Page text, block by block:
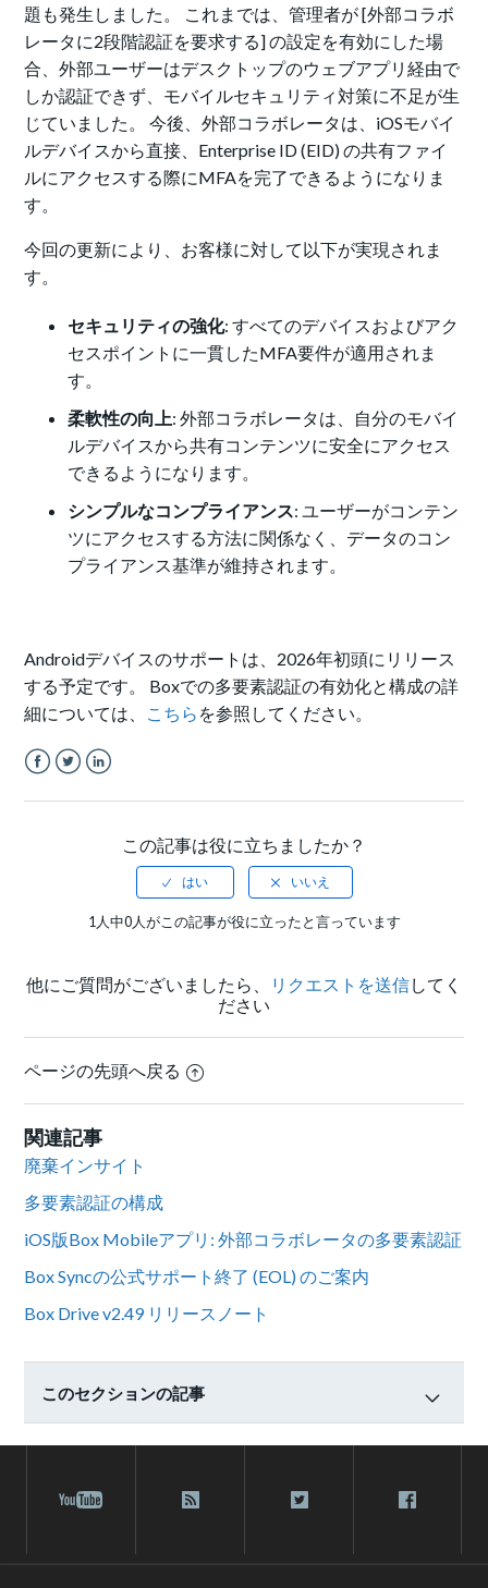
題も発生しました。 これまでは、管理者が [外部コラボ
レータに2段階認証を要求する] の設定を有効にした場
合、外部ユーザーはデスクトップのウェブアプリ経由で
しか認証できず、モバイルセキュリティ対策に不足が生
じていました。 今後、外部コラボレータは、iOSモバイ
ルデバイスから直接、Enterprise ID (EID) の共有ファイ
ルにアクセスする際にMFAを完了できるようになりま
す。
今回の更新により、お客様に対して以下が実現されま
す。
セキュリティの強化: すべてのデバイスおよびアク
セスポイントに一貫したMFA要件が適用されま
す。
柔軟性の向上: 外部コラボレータは、自分のモバイ
ルデバイスから共有コンテンツに安全にアクセス
できるようになります。
シンプルなコンプライアンス: ユーザーがコンテン
ツにアクセスする方法に関係なく、データのコン
プライアンス基準が維持されます。
Androidデバイスのサポートは、2026年初頭にリリース
する予定です。 Boxでの多要素認証の有効化と構成の詳
細については、 こちら を参照してください。
この記事は役に立ちましたか？
1人中0人がこの記事が役に立ったと言っています
他にご質問がございましたら、 リクエストを送信してく
ださい
ページの先頭へ戻る
関連記事
廃棄インサイト
多要素認証の構成
iOS版Box Mobileアプリ: 外部コラボレータの多要素認証
Box Syncの公式サポート終了 (EOL) のご案内
Box Drive v2.49 リリースノート
このセクションの記事